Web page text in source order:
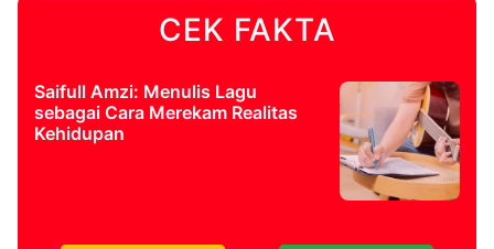
CEK FAKTA
Saifull Amzi: Menulis Lagu
sebagai Cara Merekam Realitas
Kehidupan